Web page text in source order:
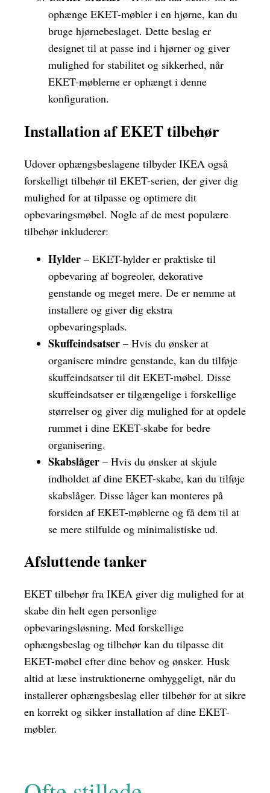
ophænge EKET-møbler i en hjørne, kan du
bruge hjørnebeslaget. Dette beslag er
designet til at passe ind i hjørner og giver
mulighed for stabilitet og sikkerhed, når
EKET-møblerne er ophængt i denne
konfiguration.
Installation af EKET tilbehør
Udover ophængsbeslagene tilbyder IKEA også
forskelligt tilbehør til EKET-serien, der giver dig
mulighed for at tilpasse og optimere dit
opbevaringsmøbel. Nogle af de mest populære
tilbehør inkluderer:
Hylder – EKET-hylder er praktiske til
opbevaring af bogreoler, dekorative
genstande og meget mere. De er nemme at
installere og giver dig ekstra
opbevaringsplads.
Skuffeindsatser – Hvis du ønsker at
organisere mindre genstande, kan du tilføje
skuffeindsatser til dit EKET-møbel. Disse
skuffeindsatser er tilgængelige i forskellige
størrelser og giver dig mulighed for at opdele
rummet i dine EKET-skabe for bedre
organisering.
Skabslåger – Hvis du ønsker at skjule
indholdet af dine EKET-skabe, kan du tilføje
skabslåger. Disse låger kan monteres på
forsiden af EKET-møblerne og få dem til at
se mere stilfulde og minimalistiske ud.
Afsluttende tanker
EKET tilbehør fra IKEA giver dig mulighed for at
skabe din helt egen personlige
opbevaringsløsning. Med forskellige
ophængsbeslag og tilbehør kan du tilpasse dit
EKET-møbel efter dine behov og ønsker. Husk
altid at læse instruktionerne omhyggeligt, når du
installerer ophængsbeslag eller tilbehør for at sikre
en korrekt og sikker installation af dine EKET-
møbler.